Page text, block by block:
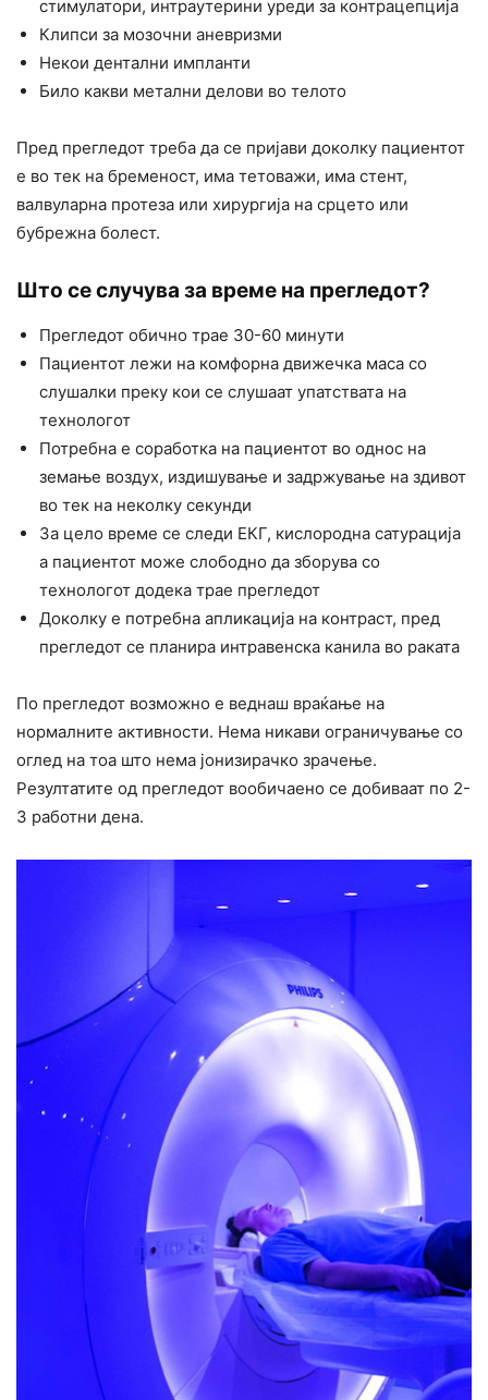
стимулатори, интраутерини уреди за контрацепција
Клипси за мозочни аневризми
Некои дентални импланти
Било какви метални делови во телото
Пред прегледот треба да се пријави доколку пациентот
е во тек на бременост, има тетоважи, има стент,
валвуларна протеза или хирургија на срцето или
бубрежна болест.
Што се случува за време на прегледот?
Прегледот обично трае 30-60 минути
Пациентот лежи на комфорна движечка маса со
слушалки преку кои се слушаат упатствата на
технологот
Потребна е соработка на пациентот во однос на
земање воздух, издишување и задржување на здивот
во тек на неколку секунди
За цело време се следи ЕКГ, кислородна сатурација
а пациентот може слободно да зборува со
технологот додека трае прегледот
Доколку е потребна апликација на контраст, пред
прегледот се планира интравенска канила во раката
По прегледот возможно е веднаш враќање на
нормалните активности. Нема никави ограничување со
оглед на тоа што нема јонизирачко зрачење.
Резултатите од прегледот вообичаено се добиваат по 2-
3 работни дена.